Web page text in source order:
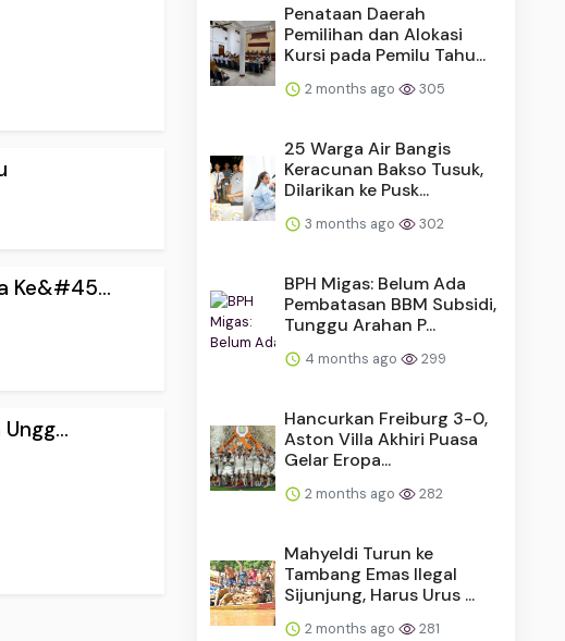
Ke&#45...
Penataan Daerah
Pemilihan dan Alokasi
Kursi pada Pemilu Tahu...
2 months ago 305
25 Warga Air Bangis
Keracunan Bakso Tusuk,
Dilarikan ke Pusk...
3 months ago 302
BPH Migas: Belum Ada
Pembatasan BBM Subsidi,
Tunggu Arahan P...
4 months ago 299
Hancurkan Freiburg 3-0,
Aston Villa Akhiri Puasa
Gelar Eropa...
2 months ago 282
Mahyeldi Turun ke
Tambang Emas Ilegal
Sijunjung, Harus Urus ...
2 months ago 281